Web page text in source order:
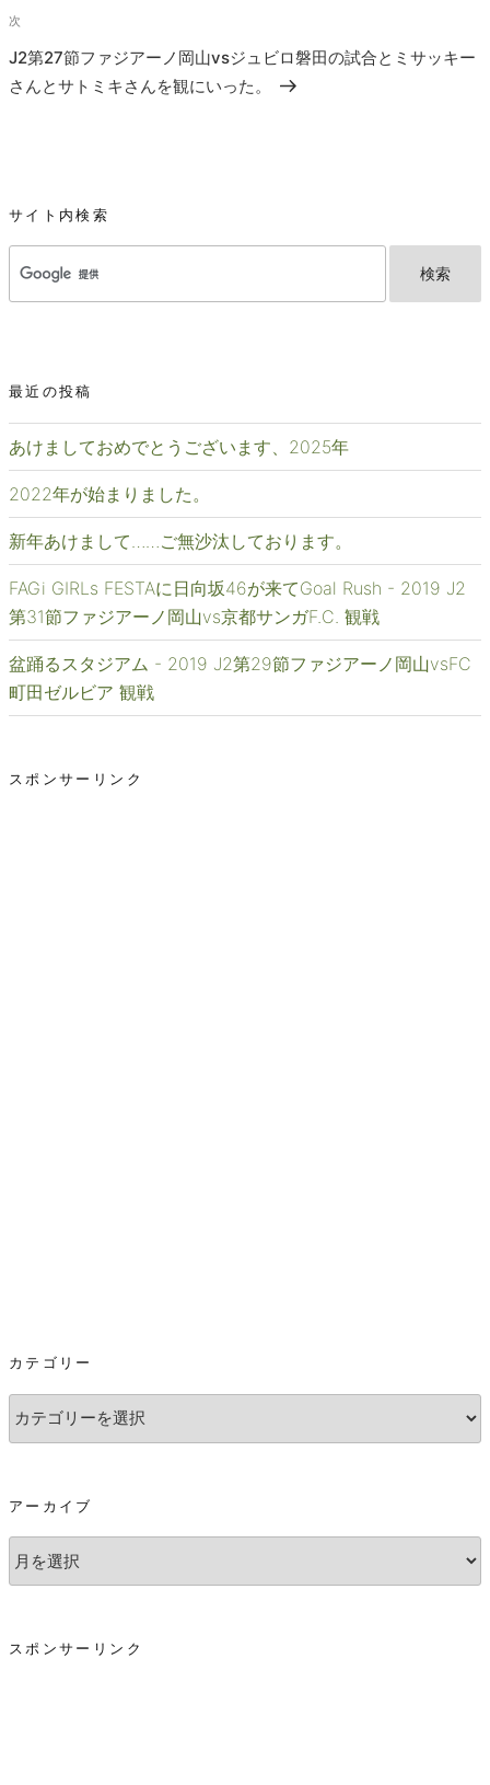
ゲ
ー
シ
稿
次
の
投
次
J2第27節ファジアーノ岡山vsジュビロ磐田の試合とミサッキー
さんとサトミキさんを観にいった。
サイト内検索
最近の投稿
あけましておめでとうございます、2025年
2022年が始まりました。
新年あけまして……ご無沙汰しております。
FAGi GIRLs FESTAに日向坂46が来てGoal Rush - 2019 J2
第31節ファジアーノ岡山vs京都サンガF.C. 観戦
盆踊るスタジアム - 2019 J2第29節ファジアーノ岡山vsFC
町田ゼルビア 観戦
スポンサーリンク
カテゴリー
カ
アーカイブ
ア
ー
スポンサーリンク